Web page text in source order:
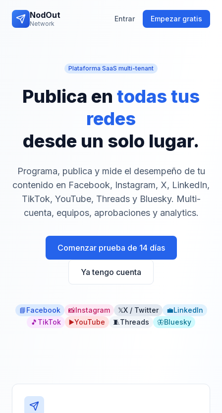
NodOut
Network
Entrar Empezar gratis
Plataforma SaaS multi-tenant
Publica en todas tus
redes
desde un solo lugar.
Programa, publica y mide el desempeño de tu
contenido en Facebook, Instagram, X, LinkedIn,
TikTok, YouTube, Threads y Bluesky. Multi-
cuenta, equipos, aprobaciones y analytics.
Comenzar prueba de 14 días
Ya tengo cuenta
📘Facebook 📸Instagram 𝕏X / Twitter 💼LinkedIn
🎵 TikTok ▶️YouTube 🧵Threads 🦋Bluesky